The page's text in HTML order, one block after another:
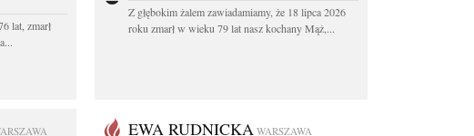
lat, zmarł
Z głębokim żalem zawiadamiamy, że 18 lipca 2026
roku zmarł w wieku 79 lat nasz kochany Mąż,...
EWA RUDNICKA WARSZAWA